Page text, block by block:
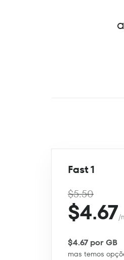
Fast 1
$5.50
$4.67/
$4.67 por GB
mas temos